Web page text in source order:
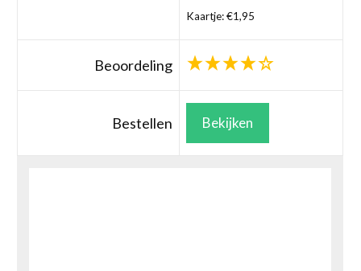
Kaartje: €1,95
Beoordeling
Bestellen Bekijken